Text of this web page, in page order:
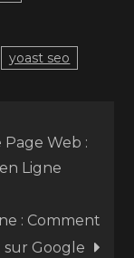
yoast seo
Page Web :
Ligne
: Comment
Google